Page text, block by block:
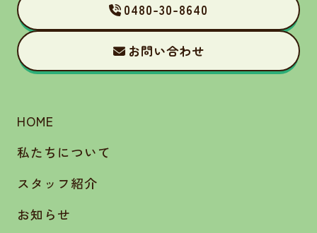
0480-30-8640
お問い合わせ
HOME
私たちについて
スタッフ紹介
お知らせ